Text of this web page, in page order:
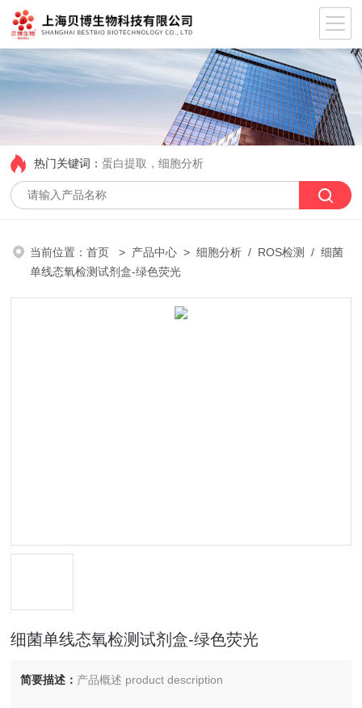
热门关键词：蛋白提取，细胞分析
当前位置：首页 > 产品中心 >细胞分析 / ROS检测
/ 细菌
单线态氧检测试剂盒-绿色荧光
细菌单线态氧检测试剂盒-绿色荧光
简要描述： 产品概述 product description